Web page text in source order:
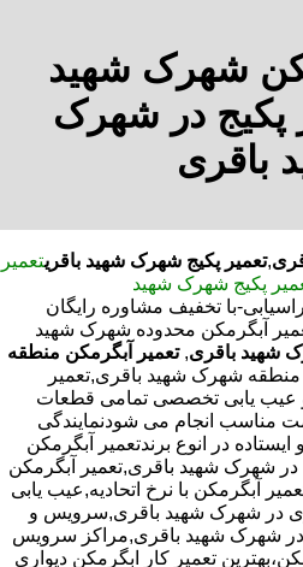
شهرک شهید
پکیج در شهرک
باقری
,تعمیر پکیج شهرک شهید باقریتعمیر
پکیج شهرک شهید
آقای افراسیابی-با تخفیف مشاوره رایگان
آبگرمکن محدوده شهرک شهید
شهید باقری, تعمیر آبگرمکن منطقه
منطقه شهرک شهید باقری,تعمیر
و عیب یابی تخصصی تمامی قطعات
مناسب انجام می شودنمایندگی
در انوع برندتعمیر آبگرمکن
شهرک شهید باقری,تعمیر آبگرمکن
آبگرمکن با نرخ اتحادیه,عیب یابی
در شهرک شهید باقری,سرویس و
در شهرک شهید باقری,مراکز سرویس
تعمیر کار ابگرمکن دیواری